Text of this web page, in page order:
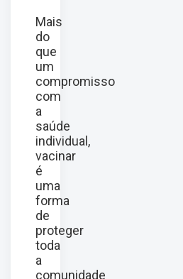
Mais
do
que
um
compromisso
com
a
saúde
individual,
vacinar
é
uma
forma
de
proteger
toda
a
comunidade